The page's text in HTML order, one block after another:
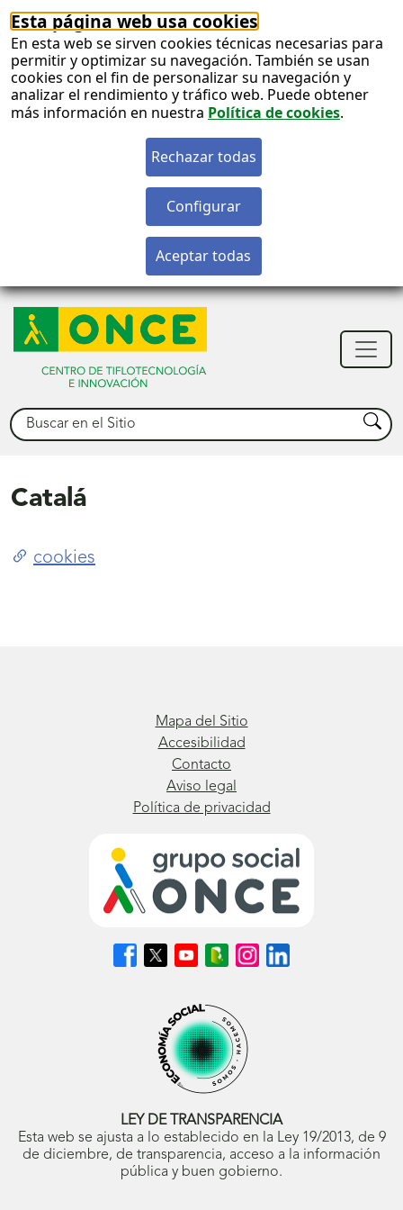
Esta página web usa cookies
En esta web se sirven cookies técnicas necesarias para
permitir y optimizar su navegación. También se usan
cookies con el fin de personalizar su navegación y
analizar el rendimiento y tráfico web. Puede obtener
más información en nuestra Política de cookies.
Buscar Buscar
Catalá
cookies
Mapa del Sitio
Accesibilidad
Contacto
Aviso legal
Política de privacidad
Síguenos
en
ventana
Síguenos
en
abrirá
en
ventana
nueva)
Síguenos
en
abrirá
en
ventana
nueva)
Síguenos
en
Blog
ONCE
(se
abrirá
en
ventana
Síguenos
en
abrirá
en
ventana
nueva)
Síguenos
en
LEY DE TRANSPARENCIA
Esta web se ajusta a lo establecido en la Ley 19/2013, de 9
de diciembre, de transparencia, acceso a la información
pública y buen gobierno.